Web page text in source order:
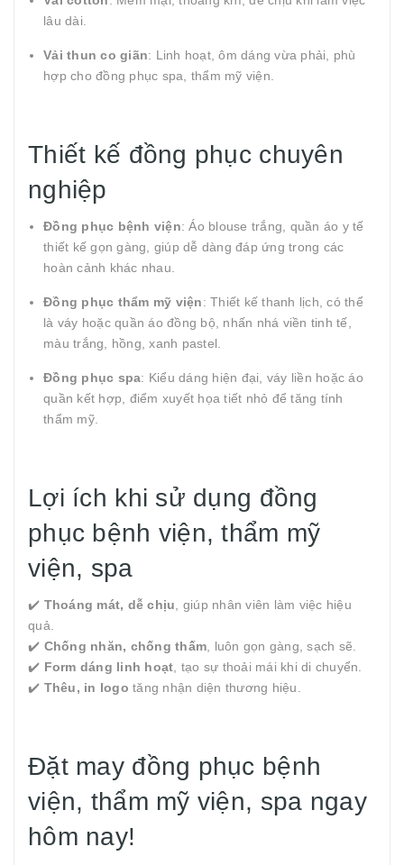
lâu dài.
Vải thun co giãn: Linh hoạt, ôm dáng vừa phải, phù
hợp cho đồng phục spa, thẩm mỹ viện.
Thiết kế đồng phục chuyên
nghiệp
Đồng phục bệnh viện: Áo blouse trắng, quần áo y tế
thiết kế gọn gàng, giúp dễ dàng đáp ứng trong các
hoàn cảnh khác nhau.
Đồng phục thẩm mỹ viện: Thiết kế thanh lịch, có thể
là váy hoặc quần áo đồng bộ, nhấn nhá viền tinh tế,
màu trắng, hồng, xanh pastel.
Đồng phục spa: Kiểu dáng hiện đại, váy liền hoặc áo
quần kết hợp, điểm xuyết họa tiết nhỏ để tăng tính
thẩm mỹ.
Lợi ích khi sử dụng đồng
phục bệnh viện, thẩm mỹ
viện, spa
✔️ Thoáng mát, dễ chịu , giúp nhân viên làm việc hiệu
quả.
✔️ Chống nhăn, chống thấm , luôn gọn gàng, sạch sẽ.
✔️ Form dáng linh hoạt , tạo sự thoải mái khi di chuyển.
✔️ Thêu, in logo tăng nhận diện thương hiệu.
Đặt may đồng phục bệnh
viện, thẩm mỹ viện, spa ngay
hôm nay!